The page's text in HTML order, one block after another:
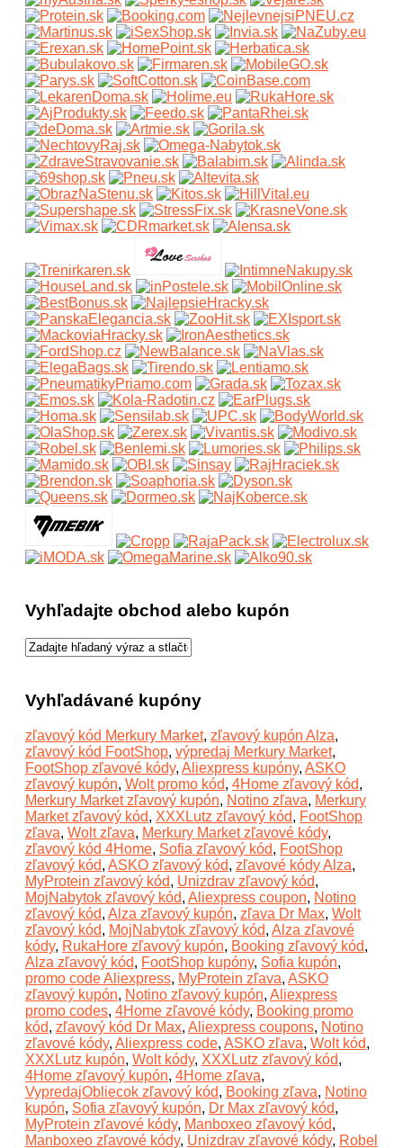
Vyhľadajte obchod alebo kupón
Vyhľadávané kupóny
zľavový kód Merkury Market, zľavový kupón Alza,
zľavový kód FootShop, výpredaj Merkury Market,
FootShop zľavové kódy, Aliexpress kupóny, ASKO
zľavový kupón, Wolt promo kód, 4Home zľavový kód,
Merkury Market zľavový kupón, Notino zľava, Merkury
Market zľavový kód, XXXLutz zľavový kód, FootShop
zľava, Wolt zľava, Merkury Market zľavové kódy,
zľavový kód 4Home, Sofia zľavový kód, FootShop
zľavový kód, ASKO zľavový kód, zľavové kódy Alza,
MyProtein zľavový kód, Unizdrav zľavový kód,
MojNabytok zľavový kód, Aliexpress coupon, Notino
zľavový kód, Alza zľavový kupón, zľava Dr Max, Wolt
zľavový kód, MojNabytok zľavový kód, Alza zľavové
kódy, RukaHore zľavový kupón, Booking zľavový kód,
Alza zľavový kód, FootShop kupóny, Sofia kupón,
promo code Aliexpress, MyProtein zľava, ASKO
zľavový kupón, Notino zľavový kupón, Aliexpress
promo codes, 4Home zľavové kódy, Booking promo
kód, zľavový kód Dr Max, Aliexpress coupons, Notino
zľavové kódy, Aliexpress code, ASKO zľava, Wolt kód,
XXXLutz kupón, Wolt kódy, XXXLutz zľavový kód,
4Home zľavový kupón, 4Home zľava,
VypredajObliecok zľavový kód, Booking zľava, Notino
kupón, Sofia zľavový kupón, Dr Max zľavový kód,
MyProtein zľavové kódy, Manboxeo zľavový kód,
Manboxeo zľavové kódy, Unizdrav zľavové kódy, Robel